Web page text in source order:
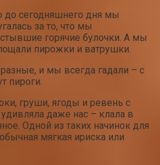
до сегодняшнего дня мы
за то, что мы
горячие булочки. А мы
пирожки и ватрушки.
и мы всегда гадали – с
пироги.
груши, ягоды и ревень с
даже нас – клала в
Одной из таких начинок для
мягкая ириска или